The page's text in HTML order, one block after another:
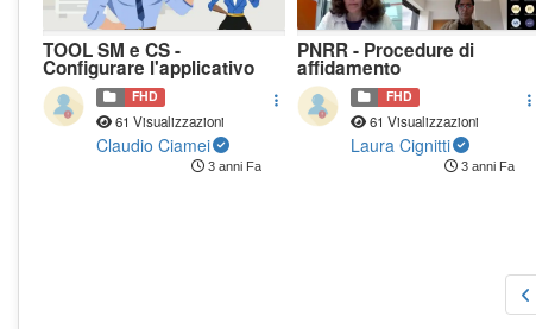
TOOL SM e CS -
Configurare l'applicativo
FHD
61 Visualizzazioni
Claudio Ciamei
3 anni Fa
PNRR - Procedure di
affidamento
FHD
61 Visualizzazioni
Laura Cignitti
3 anni Fa